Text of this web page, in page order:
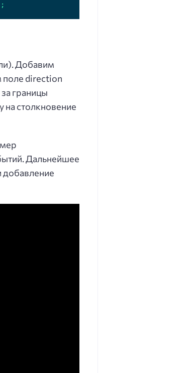
Добавим
поле direction
границы
столкновение
Дальнейшее
добавление